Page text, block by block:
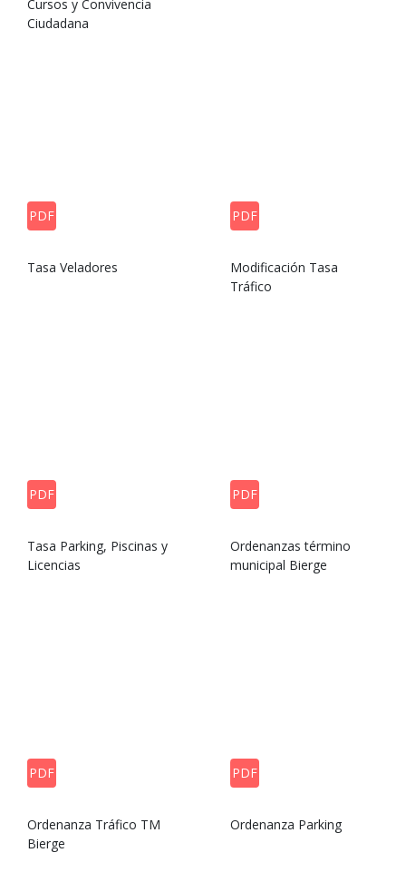
Cursos y Convivencia
Ciudadana
PDF
Tasa Veladores
PDF
Modificación Tasa
Tráfico
PDF
Tasa Parking, Piscinas y
Licencias
PDF
Ordenanzas término
municipal Bierge
PDF
Ordenanza Tráfico TM
Bierge
PDF
Ordenanza Parking